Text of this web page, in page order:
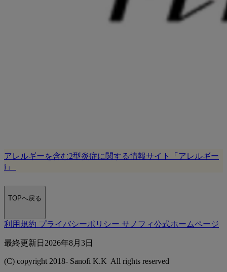
アレルギーを含む2型炎症に関する情報サイト「アレルギー
i」
TOPへ戻る
利用規約 プライバシーポリシー サノフィ公式ホームページ
最終更新⽇2026年8月3日
(C) copyright 2018- Sanofi K.K All rights reserved